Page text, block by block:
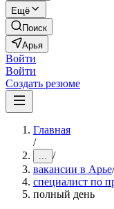
Ещё
Поиск
Арья
Войти
Войти
Создать резюме
Главная
/
... /
вакансии в Арье/
специалист по
полный день